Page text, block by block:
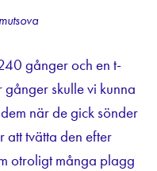
gånger och en t-
skulle vi kunna
när de gick sönder
att tvätta den efter
otroligt många plagg